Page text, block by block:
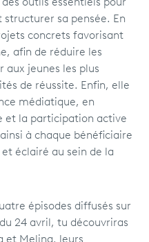
outils essentiels pour
sa pensée. En
concrets favorisant
afin de réduire les
jeunes les plus
de réussite. Enfin, elle
médiatique, en
et la participation active
à chaque bénéficiaire
éclairé au sein de la
épisodes diffusés sur
24 avril, tu découvriras